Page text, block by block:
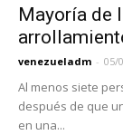
Mayoría de
venezueladm - 05/
Al menos siete
después de que
en una...